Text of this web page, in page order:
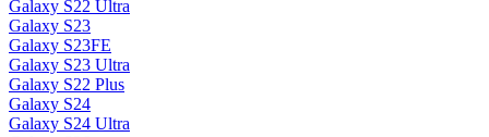
Galaxy S22 Ultra
Galaxy S23
Galaxy S23FE
Galaxy S23 Ultra
Galaxy S22 Plus
Galaxy S24
Galaxy S24 Ultra